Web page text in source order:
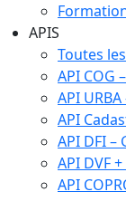
APIS
Toutes
API COG
API
API
API DFI –
API DVF
API